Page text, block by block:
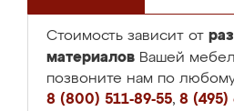
Стоимость зависит от
материалов Вашей
позвоните нам по
8 (800) 511-89-55, 8 (495)